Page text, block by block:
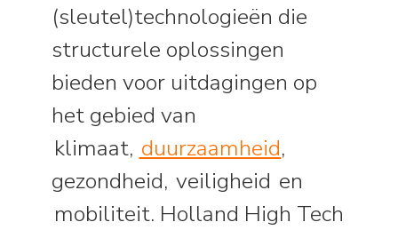
(sleutel)technologieën die
structurele oplossingen
bieden voor uitdagingen op
het gebied van
klimaat, duurzaamheid,
gezondheid, veiligheid en
mobiliteit. Holland High Tech